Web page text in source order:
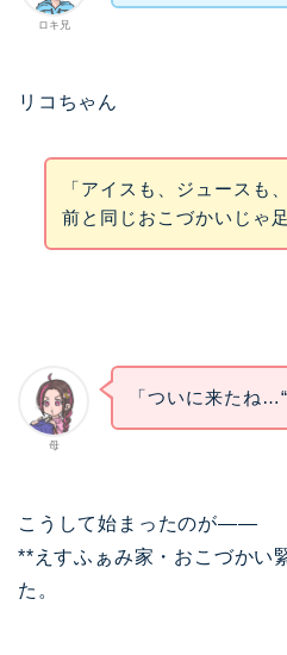
ロキ兄
リコちゃん
「アイスも、ジュースも
前と同じおこづかいじゃ
母
「ついに来たね
こうして始まったのが——
**えすふぁみ家・おこづかい
た。